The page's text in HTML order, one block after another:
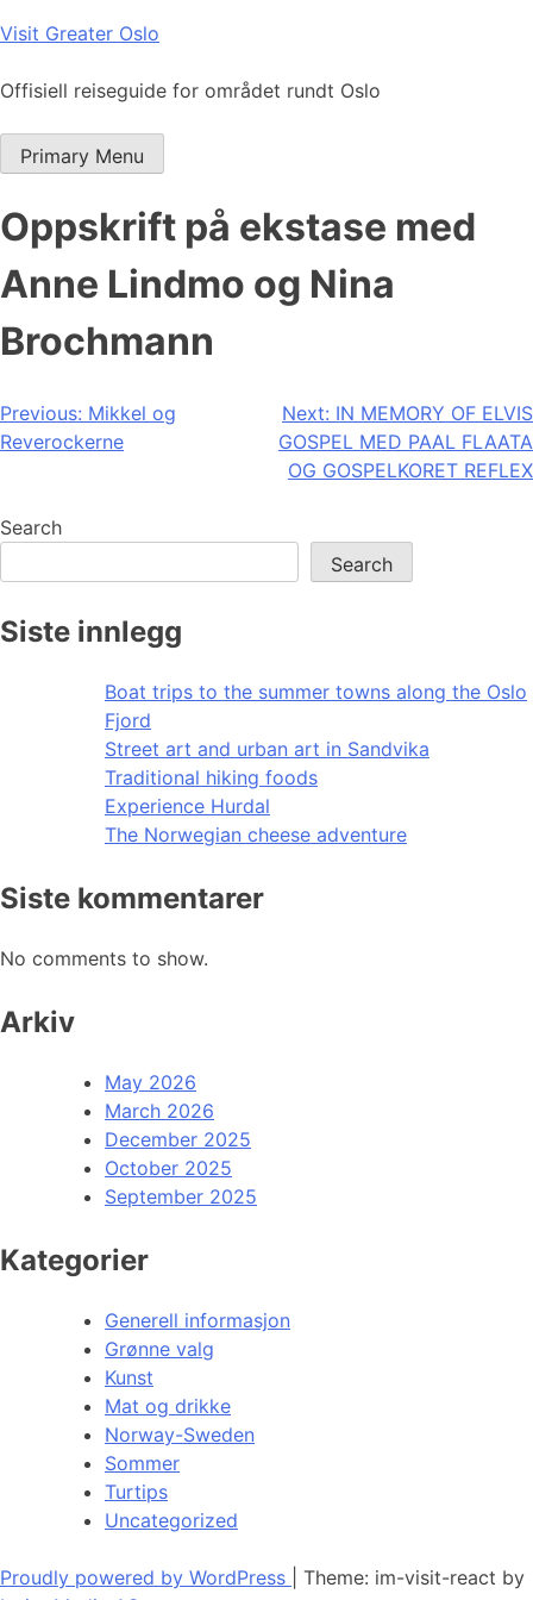
Skip
content
Visit Greater Oslo
Offisiell reiseguide for området rundt Oslo
Primary Menu
Oppskrift på ekstase med
Anne Lindmo og Nina
Brochmann
Post
navigation
Previous: Mikkel og
Reverockerne
Next: IN MEMORY OF ELVIS
GOSPEL MED PAAL FLAATA
OG GOSPELKORET REFLEX
Search
Search
Siste innlegg
Boat trips to the summer towns along the Oslo
Fjord
Street art and urban art in Sandvika
Traditional hiking foods
Experience Hurdal
The Norwegian cheese adventure
Siste kommentarer
No comments to show.
Arkiv
May 2026
March 2026
December 2025
October 2025
September 2025
Kategorier
Generell informasjon
Grønne valg
Kunst
Mat og drikke
Norway-Sweden
Sommer
Turtips
Uncategorized
Proudly powered by WordPress
Theme: im-visit-react by